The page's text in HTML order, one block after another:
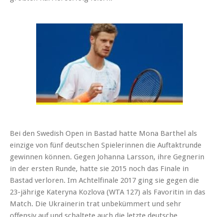
Bei den Swedish Open in Bastad hatte Mona Barthel als
einzige von fünf deutschen Spielerinnen die Auftaktrunde
gewinnen können. Gegen Johanna Larsson, ihre Gegnerin
in der ersten Runde, hatte sie 2015 noch das Finale in
Bastad verloren. Im Achtelfinale 2017 ging sie gegen die
23-jährige Kateryna Kozlova (WTA 127) als Favoritin in das
Match. Die Ukrainerin trat unbekümmert und sehr